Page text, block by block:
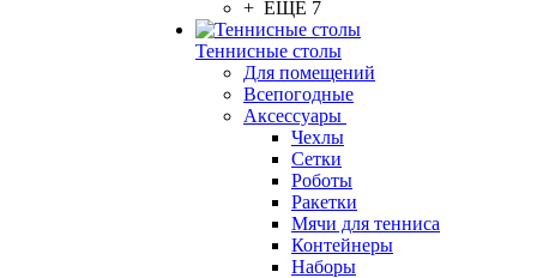
+ ЕЩЕ 7
Теннисные столы
Для помещений
Всепогодные
Аксессуары
Чехлы
Сетки
Роботы
Ракетки
Мячи для тенниса
Контейнеры
Наборы